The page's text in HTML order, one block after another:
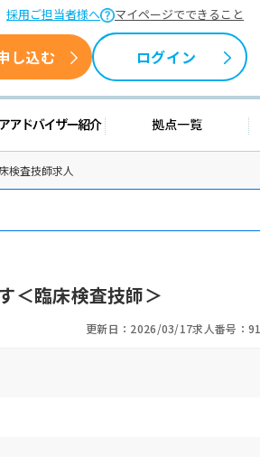
採用ご担当者様へ マイページでできること
し込む ログイン
報 キャリアアドバイザー紹介 拠
検査技師求人
＜臨床検査技師＞
更新日：2026/03/17求人番号：